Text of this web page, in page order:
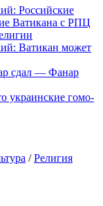
Российские
Ватикана с РПЦ
Ватикан может
сдал — Фанар
украинские гомо-
/Религия